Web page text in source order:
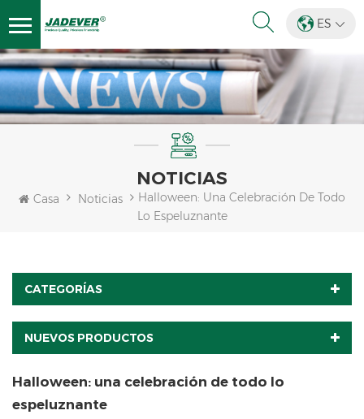
ES
NOTICIAS
Casa Noticias
Halloween: Una Celebración De Todo
Lo Espeluznante
CATEGORÍAS
NUEVOS PRODUCTOS
Halloween: una celebración de todo lo
espeluznante